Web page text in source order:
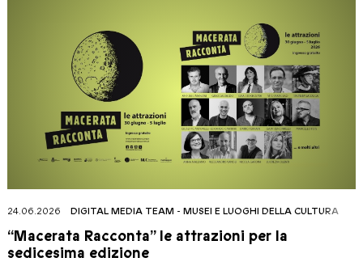
24.06.2026 DIGITAL MEDIA TEAM - MUSEI E LUOGHI DELLA CULTURA
“Macerata Racconta” le attrazioni per la
sedicesima edizione